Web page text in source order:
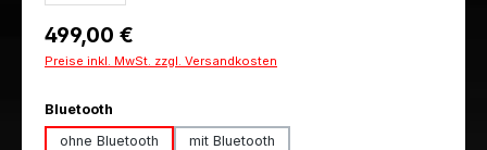
Regulärer Preis:
499,00 €
Preise inkl. MwSt. zzgl. Versandkosten
Bluetooth
ohne Bluetooth
mit Bluetooth